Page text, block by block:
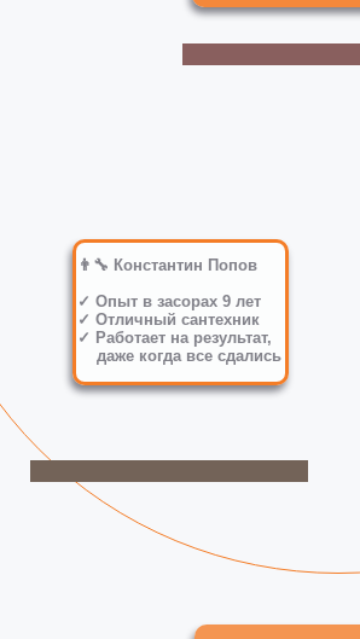
👨‍🔧 Константин Попов
✓ Опыт в засорах 9 лет
✓ Отличный сантехник
✓ Работает на результат,
даже когда все сдались